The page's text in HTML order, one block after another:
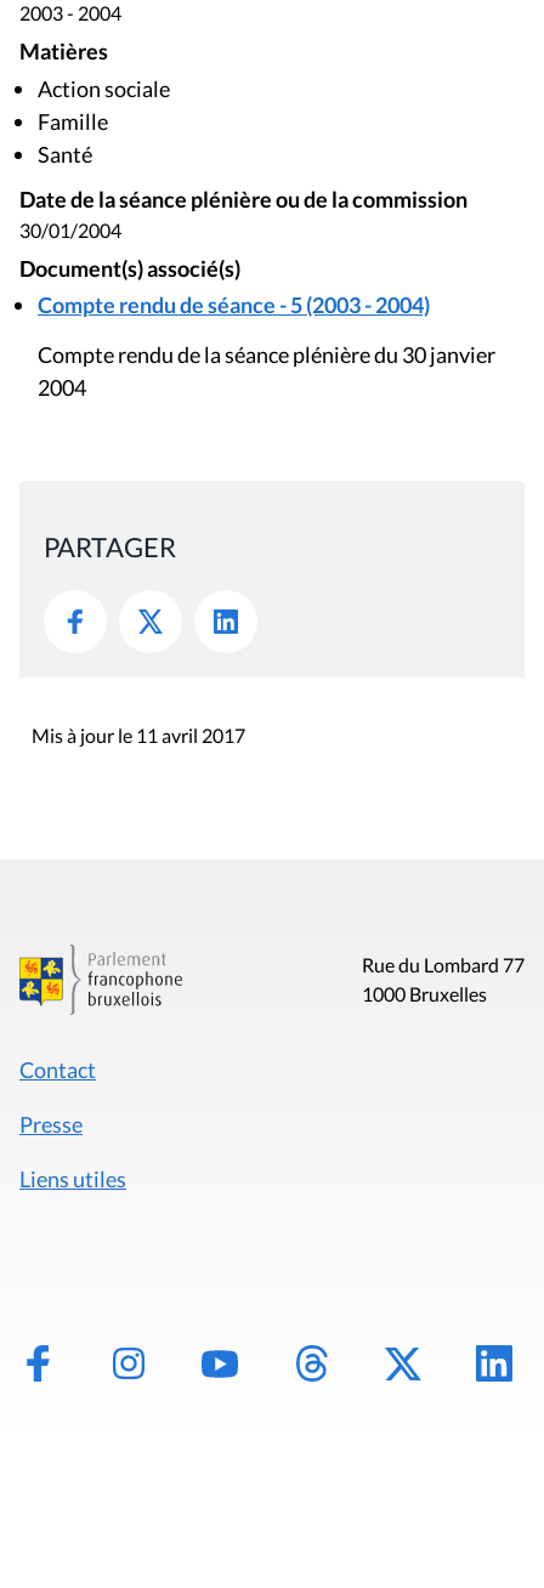
2003 - 2004
Matières
Action sociale
Famille
Santé
Date de la séance plénière ou de la commission
30/01/2004
Document(s) associé(s)
Compte rendu de séance - 5 (2003 - 2004)
Compte rendu de la séance plénière du 30 janvier
2004
PARTAGER
Mis à jour le 11 avril 2017
Rue du Lombard 77
1000 Bruxelles
Contact
Presse
Liens utiles